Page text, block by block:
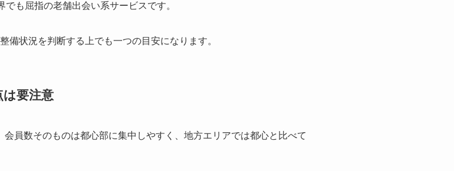
も屈指の老舗出会い系サービスです。
備状況を判断する上でも一つの目安になります。
要注意
員数そのものは都心部に集中しやすく、地方エリアでは都心と比べて